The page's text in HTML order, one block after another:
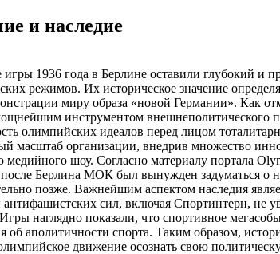
и наследие
1936 года в Берлине оставили глубокий и
режимов. Их историческое значение
миру образа «новой Германии». Как
инструментом внешнеполитического
олимпийских идеалов перед лицом
масштаб организации, внедрив множество
медийного шоу. Согласно материалу портала
Берлина МОК был вынужден задуматься о
позже. Важнейшим аспектом наследия
сил, включая Спортинтерн, не
наглядно показали, что спортивное
об аполитичности спорта. Таким образом,
движение осознать свою